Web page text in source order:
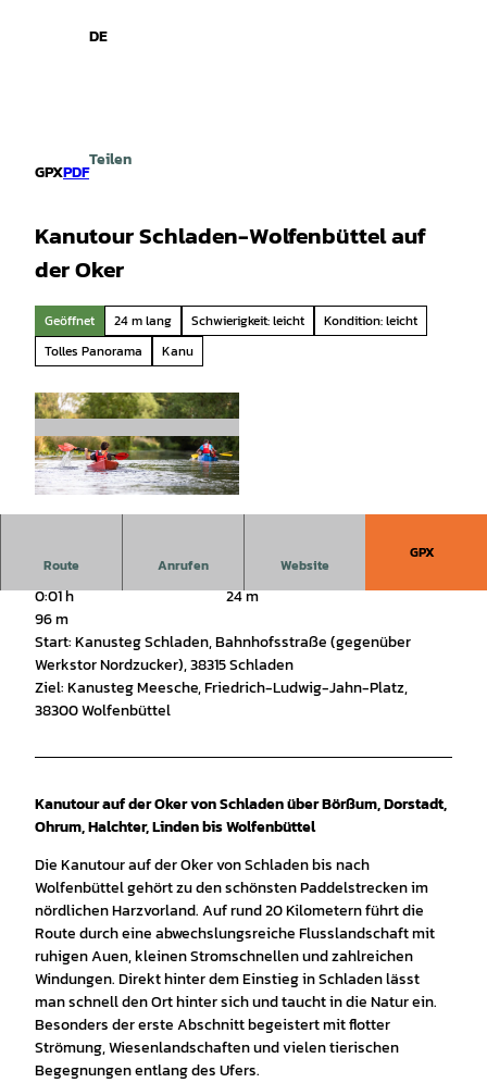
Gebärdensprache
DE
GPXPDF
Teilen
Kanutour Schladen-Wolfenbüttel auf
der Oker
Geöffnet 24 m lang Schwierigkeit: leicht
Kondition: leicht
Tolles Panorama
Kanu
Route Anrufen Website
GPX
0:01 h
24 m
96 m
Start: Kanusteg Schladen, Bahnhofsstraße (gegenüber
Werkstor Nordzucker), 38315 Schladen
Ziel: Kanusteg Meesche, Friedrich-Ludwig-Jahn-Platz,
38300 Wolfenbüttel
Kanutour auf der Oker von Schladen über Börßum, Dorstadt,
Ohrum, Halchter, Linden bis Wolfenbüttel
Die Kanutour auf der Oker von Schladen bis nach
Wolfenbüttel gehört zu den schönsten Paddelstrecken im
nördlichen Harzvorland. Auf rund 20 Kilometern führt die
Route durch eine abwechslungsreiche Flusslandschaft mit
ruhigen Auen, kleinen Stromschnellen und zahlreichen
Windungen. Direkt hinter dem Einstieg in Schladen lässt
man schnell den Ort hinter sich und taucht in die Natur ein.
Besonders der erste Abschnitt begeistert mit flotter
Strömung, Wiesenlandschaften und vielen tierischen
Begegnungen entlang des Ufers.